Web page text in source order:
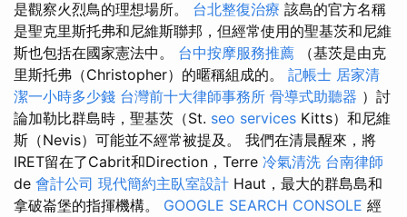
是觀察火烈鳥的理想場所。 台北整復治療 該島的官方名稱
是聖克里斯托弗和尼維斯聯邦，但經常使用的聖基茨和尼維
斯也包括在國家憲法中。 台中按摩服務推薦
（基茨是由克
里斯托弗（Christopher）的暱稱組成的。 記帳士 居家清
潔一小時多少錢 台灣前十大律師事務所 骨導式助聽器 ）討
論加勒比群島時，聖基茨（St. seo services Kitts）和尼維
斯（Nevis）可能並不經常被提及。 我們在清晨醒來，將
IRET留在了Cabrit和Direction，Terre 冷氣清洗 台南律師
de 會計公司 現代簡約主臥室設計 Haut，最大的群島島和
拿破崙堡的指揮機構。 GOOGLE SEARCH CONSOLE 經